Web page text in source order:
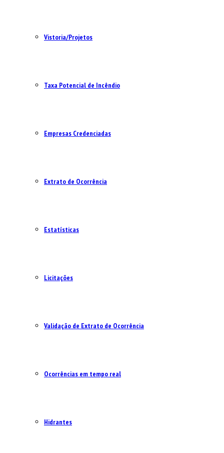
Vistoria/Projetos
Taxa Potencial de Incêndio
Empresas Credenciadas
Extrato de Ocorrência
Estatísticas
Licitações
Validação de Extrato de Ocorrência
Ocorrências em tempo real
Hidrantes